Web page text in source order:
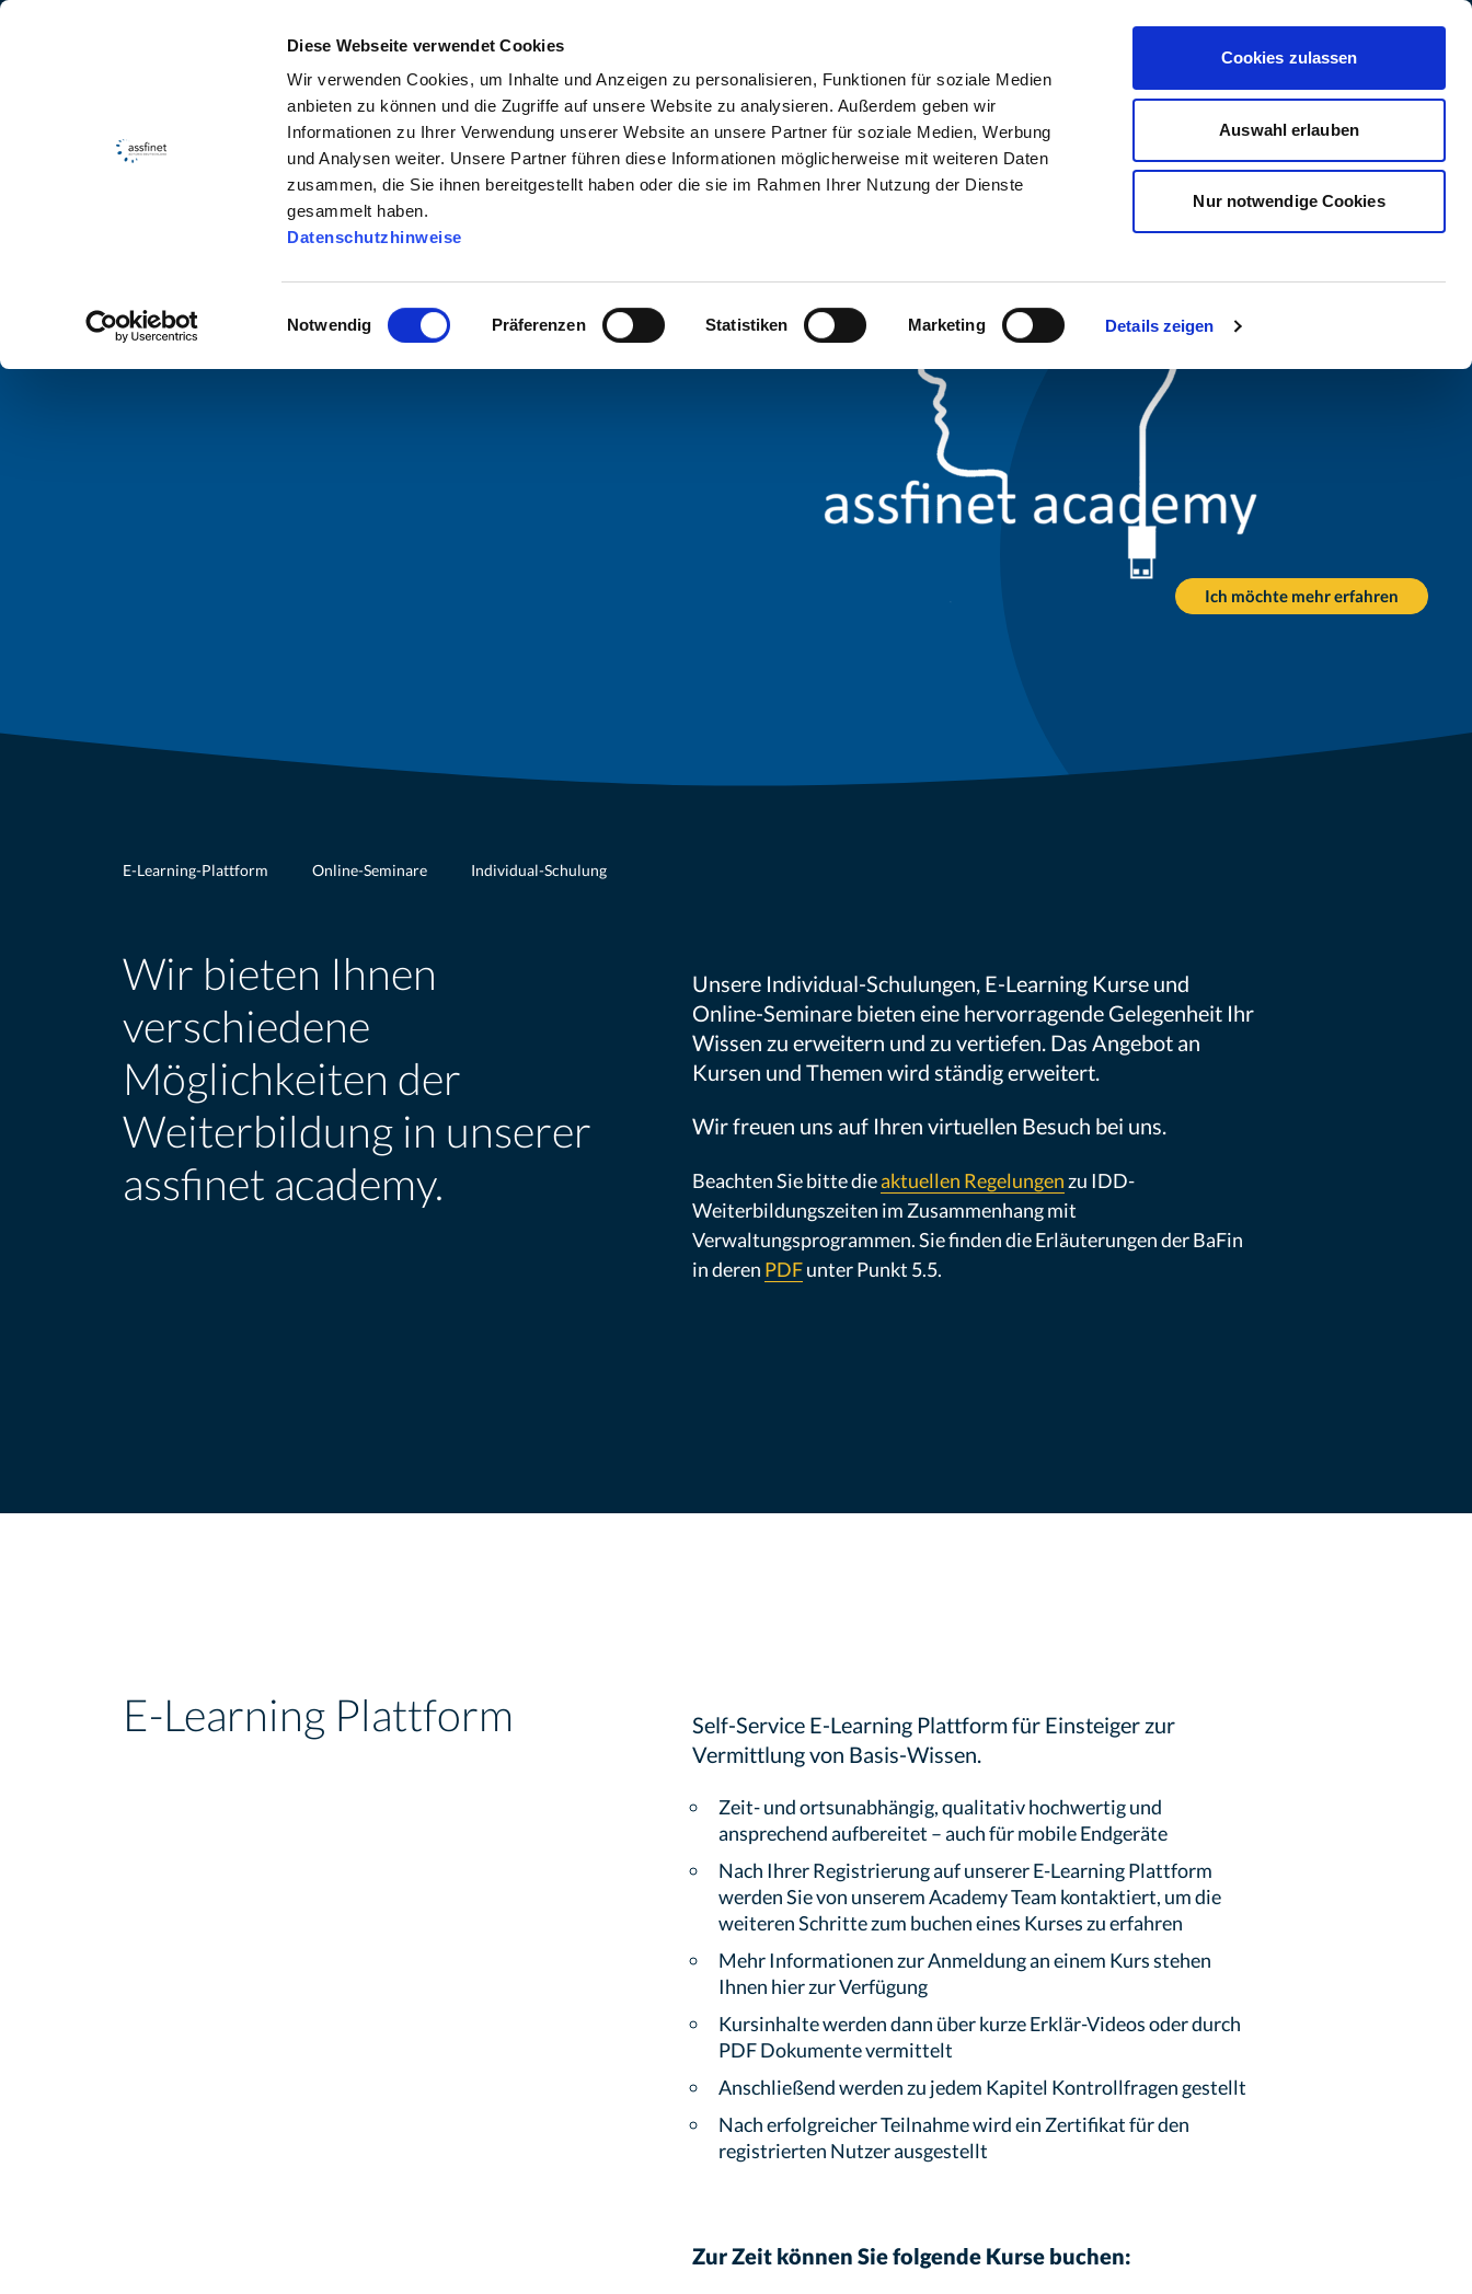
Diese Webseite verwendet Cookies
Wir verwenden Cookies, um Inhalte und Anzeigen zu personalisieren, Funktionen für soziale Medien
anbieten zu können und die Zugriffe auf unsere Website zu analysieren. Außerdem geben wir
Informationen zu Ihrer Verwendung unserer Website an unsere Partner für soziale Medien, Werbung
und Analysen weiter. Unsere Partner führen diese Informationen möglicherweise mit weiteren Daten
zusammen, die Sie ihnen bereitgestellt haben oder die sie im Rahmen Ihrer Nutzung der Dienste
gesammelt haben.
Datenschutzhinweise
Einwilligungsauswahl
Notwendig Präferenzen Statistiken Marketing Details zeigen
Cookies zulassen
Auswahl erlauben
Nur notwendige Cookies
assfinet ist Teil der Acturis Group
Produkte Lösungen Aktuelles Services Academy Unternehmen Kontakt Suche
assfinet academy
Schulungen und Wissensvermittlung nach Maß
Ich möchte mehr erfahren
E-Learning-Plattform Online-Seminare Individual-Schulung
Wir bieten Ihnen
verschiedene
Möglichkeiten der
Weiterbildung in unserer
assfinet academy.
Unsere Individual-Schulungen, E-Learning Kurse und
Online-Seminare bieten eine hervorragende Gelegenheit Ihr
Wissen zu erweitern und zu vertiefen. Das Angebot an
Kursen und Themen wird ständig erweitert.
Wir freuen uns auf Ihren virtuellen Besuch bei uns.
Beachten Sie bitte dieaktuellen Regelungenzu IDD-
Weiterbildungszeiten im Zusammenhang mit
Verwaltungsprogrammen. Sie finden die Erläuterungen der BaFin
in deren PDFunter Punkt 5.5.
E-Learning Plattform
Self-Service E-Learning Plattform für Einsteiger zur
Vermittlung von Basis-Wissen.
Zeit- und ortsunabhängig, qualitativ hochwertig und
ansprechend aufbereitet – auch für mobile Endgeräte
Nach Ihrer Registrierung auf unserer E-Learning Plattform
werden Sie von unserem Academy Team kontaktiert, um die
weiteren Schritte zum buchen eines Kurses zu erfahren
Mehr Informationen zur Anmeldung an einem Kurs stehen
Ihnen hier zur Verfügung
Kursinhalte werden dann über kurze Erklär-Videos oder durch
PDF Dokumente vermittelt
Anschließend werden zu jedem Kapitel Kontrollfragen gestellt
Nach erfolgreicher Teilnahme wird ein Zertifikat für den
registrierten Nutzer ausgestellt
Zur Zeit können Sie folgende Kurse buchen: